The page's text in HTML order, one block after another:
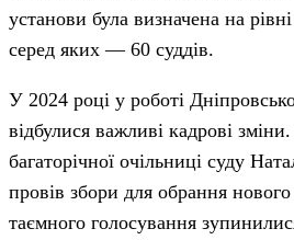
установи була визначена на
серед яких — 60 суддів.
У 2024 році у роботі
відбулися важливі кадрові
багаторічної очільниці суду
провів збори для обрання
таємного голосування